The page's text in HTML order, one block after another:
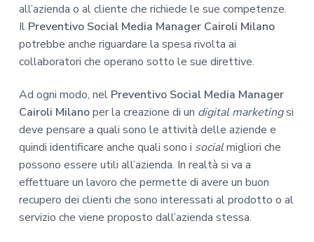
all’azienda o al cliente che richiede le sue competenze.
Il Preventivo Social Media Manager Cairoli Milano
potrebbe anche riguardare la spesa rivolta ai
collaboratori che operano sotto le sue direttive.
Ad ogni modo, nel Preventivo Social Media Manager
Cairoli Milanoper la creazione di un digital marketingsi
deve pensare a quali sono le attività delle aziende e
quindi identificare anche quali sono i socialmigliori che
possono essere utili all’azienda. In realtà si va a
effettuare un lavoro che permette di avere un buon
recupero dei clienti che sono interessati al prodotto o al
servizio che viene proposto dall’azienda stessa.